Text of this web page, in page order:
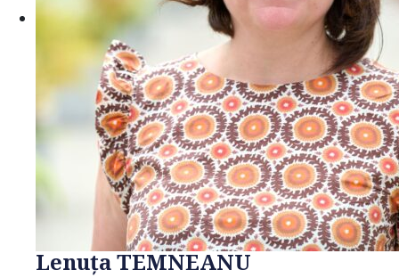
Lenuţa TEMNEANU